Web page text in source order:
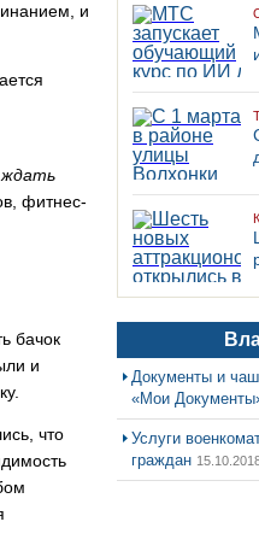
и
ждать
фитнес-
бачок
и
что
Документы и
«Мои
Услуги
граждан